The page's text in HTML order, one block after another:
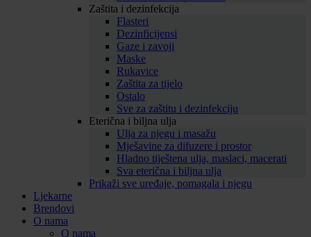
Zaštita i dezinfekcija
Flasteri
Dezinficijensi
Gaze i zavoji
Maske
Rukavice
Zaštita za tijelo
Ostalo
Sve za zaštitu i dezinfekciju
Eterična i biljna ulja
Ulja za njegu i masažu
Mješavine za difuzere i prostor
Hladno tiještena ulja, maslaci, macerati
Sva eterična i biljna ulja
Prikaži sve uređaje, pomagala i njegu
Ljekarne
Brendovi
O nama
O nama